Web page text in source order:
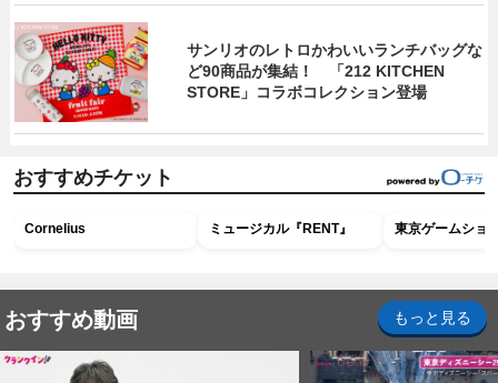
サンリオのレトロかわいいランチバッグな
ど90商品が集結！ 「212 KITCHEN
STORE」コラボコレクション登場
おすすめチケット
Cornelius ミュージカル『RENT』 東京ゲームショ
おすすめ動画 もっと見る